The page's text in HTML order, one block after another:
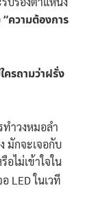
“ความต้องการ
รถามว่าฝรั่ง
ทำวงหมอลำ
มักจะเจอกับ
ไม่เข้าใจใน
LED ในเวที